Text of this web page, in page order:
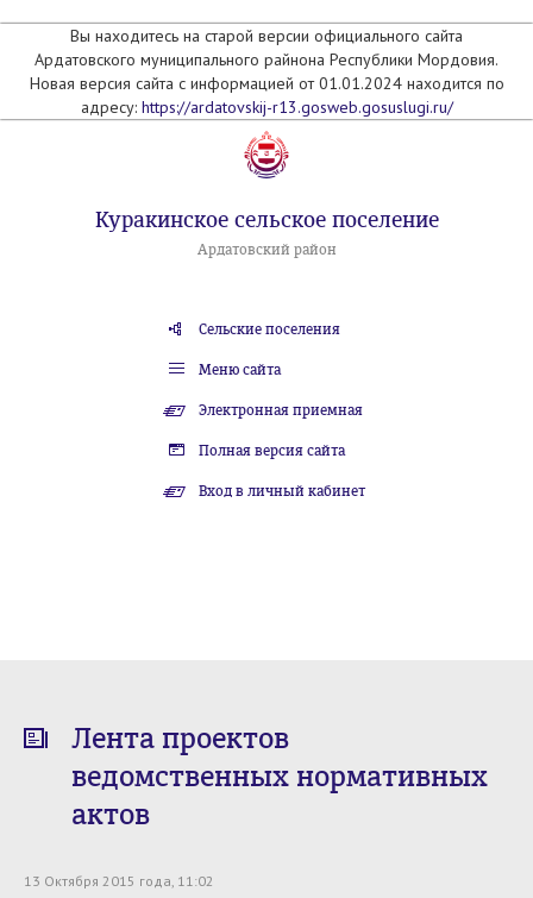
Вы находитесь на старой версии официального сайта
Ардатовского муниципального райнона Республики Мордовия.
Новая версия сайта с информацией от 01.01.2024 находится по
адресу: https://ardatovskij-r13.gosweb.gosuslugi.ru/
Куракинское сельское поселение
Ардатовский район
Сельские поселения
Меню сайта
Электронная приемная
Полная версия сайта
Вход в личный кабинет
Лента проектов
ведомственных нормативных
актов
13 Октября 2015 года, 11:02